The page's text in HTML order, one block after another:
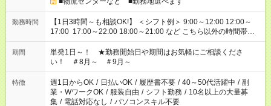
勤務時間
【1日3時間～も相談OK!】 ＜シフト例＞ 9:00～12:00 12:00～
17:00 17:00～22:00 18:00～21:00 など こちら以外の時間帯も
お気軽にご相談ください！
期間
単発1日～！ ★勤務開始日や期間はお気軽にご相談くださ
い！ ＃8月～ ＃9月～
特徴 週1日からOK / 日払いOK / 履歴書不要 / 40～50代活躍中 / 副
業・WワークOK / 服装自由 / シフト勤務 / 10名以上の大量募
集 / 電話対応なし / パソコンスキル不要